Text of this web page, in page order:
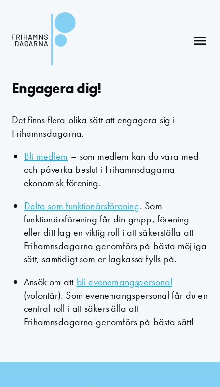
menu
Engagera dig!
Det finns flera olika sätt att engagera sig i
Frihamnsdagarna.
Bli medlem – som medlem kan du vara med
och påverka beslut i Frihamnsdagarna
ekonomisk förening.
Delta som funktionärsförening. Som
funktionärsförening får din grupp, förening
eller ditt lag en viktig roll i att säkerställa att
Frihamnsdagarna genomförs på bästa möjliga
sätt, samtidigt som er lagkassa fylls på.
Ansök om att bli evenemangspersonal
(volontär). Som evenemangspersonal får du en
central roll i att säkerställa att
Frihamnsdagarna genomförs på bästa sätt!